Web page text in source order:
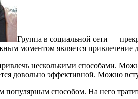
Группа в социальной сети —
моментом является привлечение
несколькими способами.
довольно эффективной. Можно
популярным способом. На него